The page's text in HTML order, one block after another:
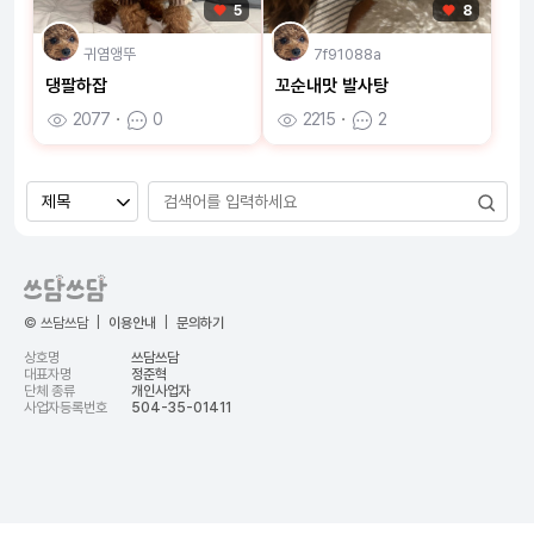
5
귀염앵뚜
댕팔하잡
2077 ㆍ 0
8
7f91088a
꼬순내맛 발사탕
2215 ㆍ 2
© 쓰담쓰담 이용안내 문의하기
상호명
쓰담쓰담
대표자명
정준혁
단체 종류
개인사업자
사업자등록번호
504-35-01411